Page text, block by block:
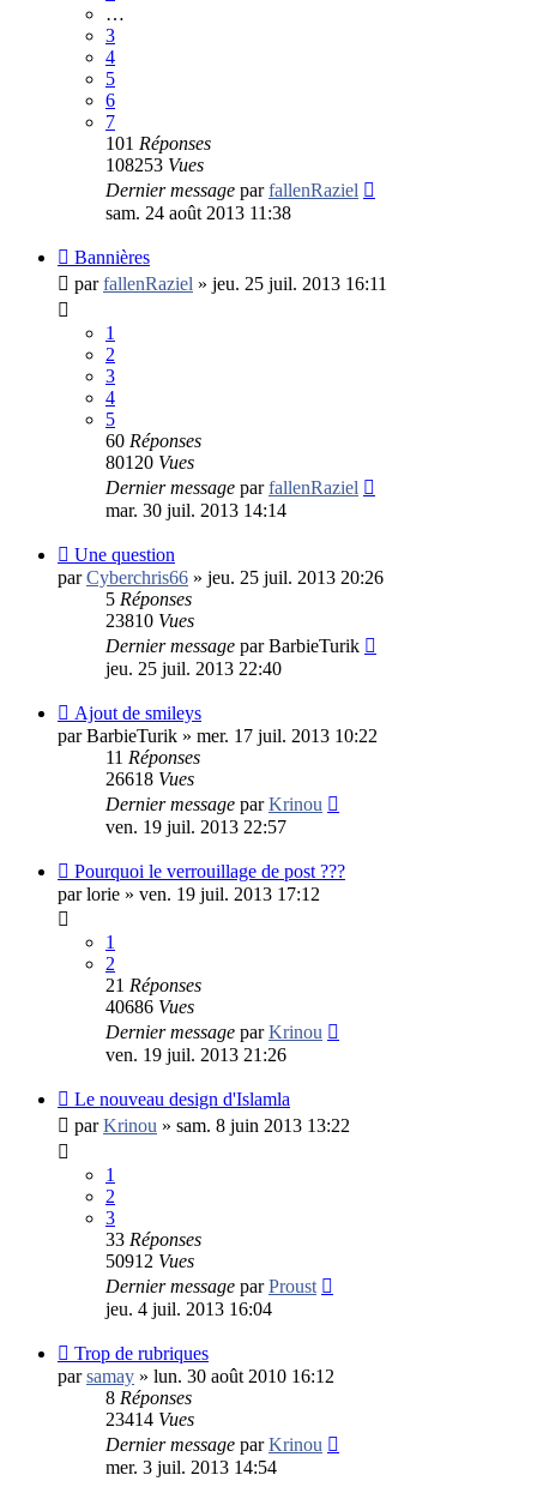
…
3
4
5
6
7
101 Réponses
108253 Vues
Dernier message parfallenRaziel
sam. 24 août 2013 11:38
Bannières
parfallenRaziel » jeu. 25 juil. 2013 16:11
1
2
3
4
5
60 Réponses
80120 Vues
Dernier message parfallenRaziel
mar. 30 juil. 2013 14:14
Une question
parCyberchris66 » jeu. 25 juil. 2013 20:26
5 Réponses
23810 Vues
Dernier message parBarbieTurik
jeu. 25 juil. 2013 22:40
Ajout de smileys
parBarbieTurik » mer. 17 juil. 2013 10:22
11 Réponses
26618 Vues
Dernier message parKrinou
ven. 19 juil. 2013 22:57
Pourquoi le verrouillage de post ???
parlorie » ven. 19 juil. 2013 17:12
1
2
21 Réponses
40686 Vues
Dernier message parKrinou
ven. 19 juil. 2013 21:26
Le nouveau design d'Islamla
parKrinou » sam. 8 juin 2013 13:22
1
2
3
33 Réponses
50912 Vues
Dernier message parProust
jeu. 4 juil. 2013 16:04
Trop de rubriques
parsamay » lun. 30 août 2010 16:12
8 Réponses
23414 Vues
Dernier message parKrinou
mer. 3 juil. 2013 14:54